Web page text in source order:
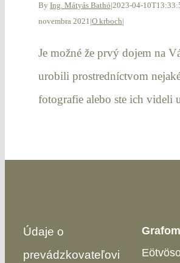
By Ing. Mátyás Bathó|2023-04-
novembra 2021|O krboch|
Je možné že prvý dojem na
urobili prostredníctvom
fotografie alebo ste ich videli
Údaje o
prevádzkovateľovi